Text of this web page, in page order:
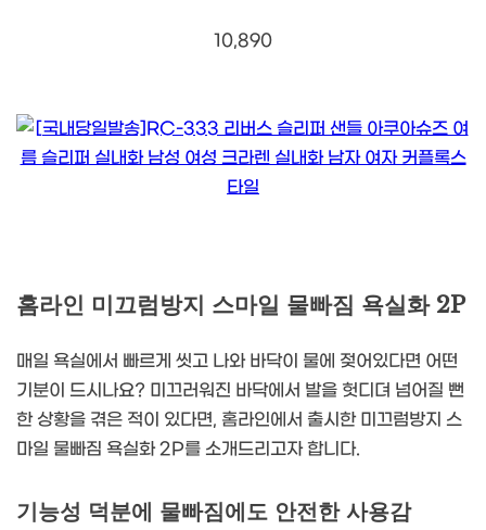
10,890
홈라인 미끄럼방지 스마일 물빠짐 욕실화 2P
매일 욕실에서 빠르게 씻고 나와 바닥이 물에 젖어있다면 어떤
기분이 드시나요? 미끄러워진 바닥에서 발을 헛디뎌 넘어질 뻔
한 상황을 겪은 적이 있다면, 홈라인에서 출시한 미끄럼방지 스
마일 물빠짐 욕실화 2P를 소개드리고자 합니다.
기능성 덕분에 물빠짐에도 안전한 사용감